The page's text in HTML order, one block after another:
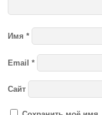
Имя*
Email*
Сайт